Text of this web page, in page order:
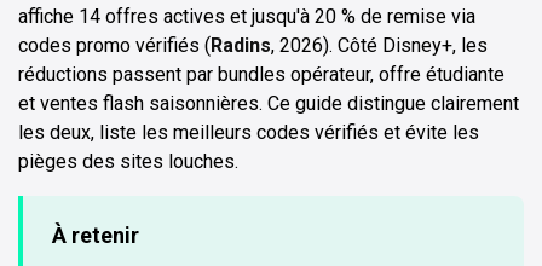
affiche 14 offres actives et jusqu'à 20 % de remise via
codes promo vérifiés (Radins, 2026). Côté Disney+, les
réductions passent par bundles opérateur, offre étudiante
et ventes flash saisonnières. Ce guide distingue clairement
les deux, liste les meilleurs codes vérifiés et évite les
pièges des sites louches.
À retenir